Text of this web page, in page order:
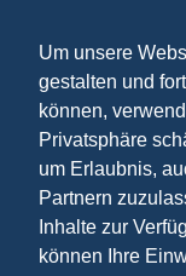
Um unsere
gestalten und
können,
Privatsphäre
um Erlaubnis,
Partnern
Inhalte zur
können Ihre
News
Vortrag für die